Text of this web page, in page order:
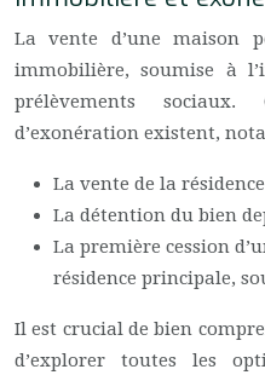
La vente d’une maison
immobilière, soumise à
prélèvements sociaux.
d’exonération existent,
La vente de la
La détention du bien
La première cession
résidence principale,
Il est crucial de bien
d’explorer toutes les